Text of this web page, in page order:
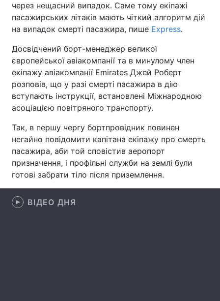
Економіка Світ
Спорт Наука
Техно і зв'язок Лайт
Зброя Інциденти
Здоров'я
Цікавинки Погода
Екологія Регіони
Лонгріди
Інтерв'ю
через нещасний випадок. Саме тому екіпажі
пасажирських літаків мають чіткий алгоритм дій
на випадок смерті пасажира, пише Express.
Досвідчений борт-менеджер великої
європейської авіакомпанії та в минулому член
екіпажу авіакомпанії Emirates Джей Роберт
розповів, що у разі смерті пасажира в дію
вступають інструкції, встановлені Міжнародною
асоціацією повітряного транспорту.
Так, в першу чергу бортпровідник повинен
негайно повідомити капітана екіпажу про смерть
пасажира, аби той сповістив аеропорт
призначення, і профільні служби на землі були
готові забрати тіло після приземлення.
ВІДЕО ДНЯ